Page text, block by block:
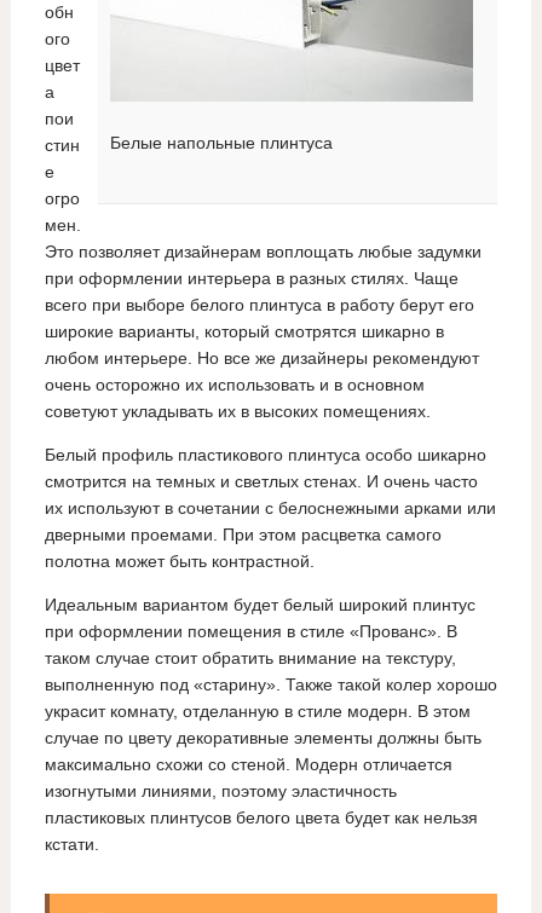
Белые напольные плинтуса
обн
ого
цвет
а
пои
стин
е
огро
мен.
Это позволяет дизайнерам воплощать любые задумки
при оформлении интерьера в разных стилях. Чаще
всего при выборе белого плинтуса в работу берут его
широкие варианты, который смотрятся шикарно в
любом интерьере. Но все же дизайнеры рекомендуют
очень осторожно их использовать и в основном
советуют укладывать их в высоких помещениях.
Белый профиль пластикового плинтуса особо шикарно
смотрится на темных и светлых стенах. И очень часто
их используют в сочетании с белоснежными арками или
дверными проемами. При этом расцветка самого
полотна может быть контрастной.
Идеальным вариантом будет белый широкий плинтус
при оформлении помещения в стиле «Прованс». В
таком случае стоит обратить внимание на текстуру,
выполненную под «старину». Также такой колер хорошо
украсит комнату, отделанную в стиле модерн. В этом
случае по цвету декоративные элементы должны быть
максимально схожи со стеной. Модерн отличается
изогнутыми линиями, поэтому эластичность
пластиковых плинтусов белого цвета будет как нельзя
кстати.